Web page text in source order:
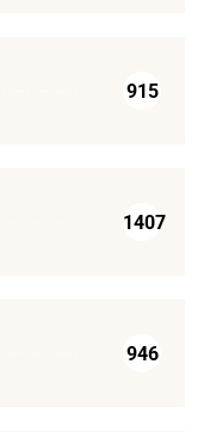
915
1407
946